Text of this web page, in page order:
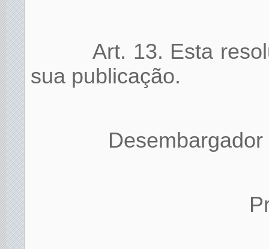
Art. 13. Esta
sua publicação.